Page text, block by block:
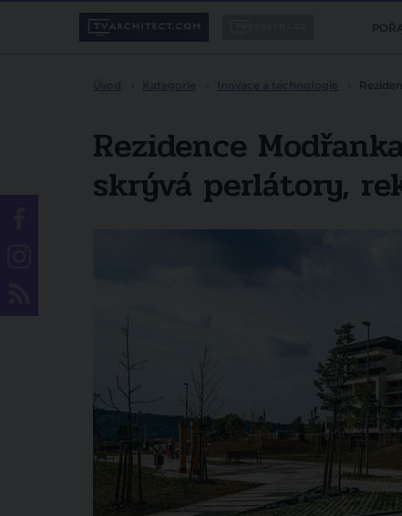
Rezidence
skrývá perlátory,